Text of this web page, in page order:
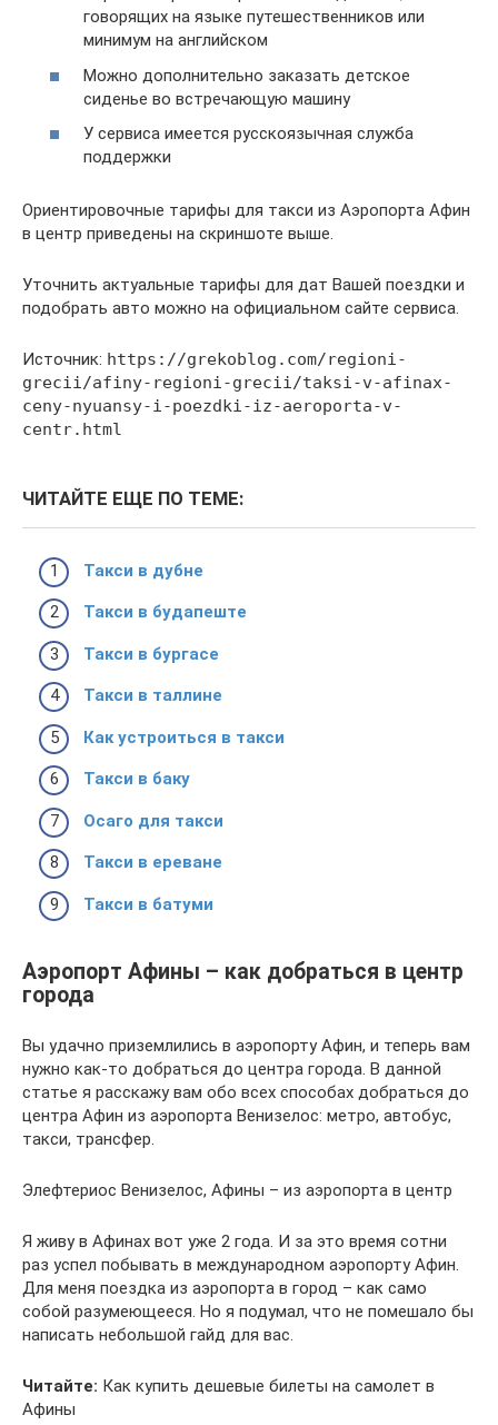
говорящих на языке путешественников или
минимум на английском
Можно дополнительно заказать детское
сиденье во встречающую машину
У сервиса имеется русскоязычная служба
поддержки
Ориентировочные тарифы для такси из Аэропорта Афин
в центр приведены на скриншоте выше.
Уточнить актуальные тарифы для дат Вашей поездки и
подобрать авто можно на официальном сайте сервиса.
Источник: https://grekoblog.com/regioni-
grecii/afiny-regioni-grecii/taksi-v-afinax-
ceny-nyuansy-i-poezdki-iz-aeroporta-v-
centr.html
ЧИТАЙТЕ ЕЩЕ ПО ТЕМЕ:
Такси в дубне
Такси в будапеште
Такси в бургасе
Такси в таллине
Как устроиться в такси
Такси в баку
Осаго для такси
Такси в ереване
Такси в батуми
Аэропорт Афины – как добраться в центр
города
Вы удачно приземлились в аэропорту Афин, и теперь вам
нужно как-то добраться до центра города. В данной
статье я расскажу вам обо всех способах добраться до
центра Афин из аэропорта Венизелос: метро, автобус,
такси, трансфер.
Элефтериос Венизелос, Афины – из аэропорта в центр
Я живу в Афинах вот уже 2 года. И за это время сотни
раз успел побывать в международном аэропорту Афин.
Для меня поездка из аэропорта в город – как само
собой разумеющееся. Но я подумал, что не помешало бы
написать небольшой гайд для вас.
Читайте: Как купить дешевые билеты на самолет в
Афины